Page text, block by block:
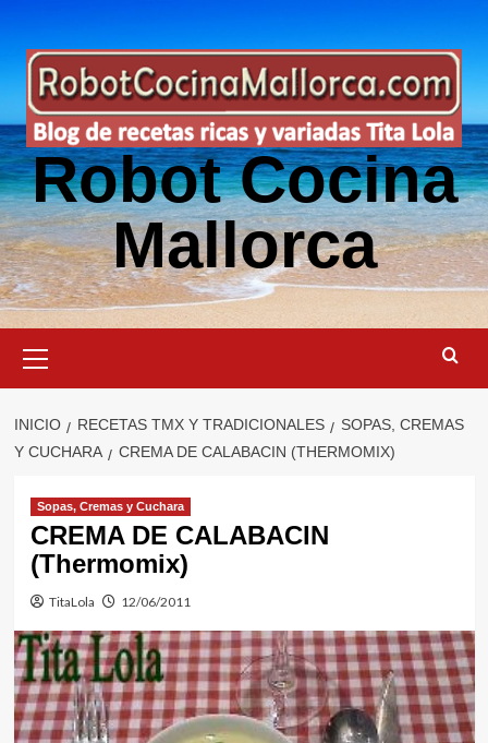
contenido
Robot Cocina
Mallorca
primario
INICIO RECETAS TMX Y TRADICIONALES
SOPAS, CREMAS
Y CUCHARA
CREMA DE CALABACIN (THERMOMIX)
Sopas, Cremas y Cuchara
CREMA DE CALABACIN
(Thermomix)
TitaLola 12/06/2011